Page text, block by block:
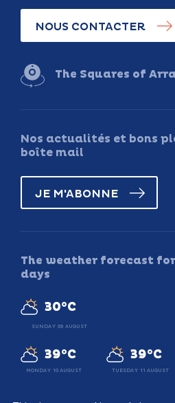
NOUS CONTACTER
The Squares of
Nos actualités et bons
boîte mail
JE M'ABONNE
The weather forecast
days
30°C
SUNDAY 09 AUGUST
39°C
MONDAY 10 AUGUST
39°C
TUESDAY 11 AUGUST